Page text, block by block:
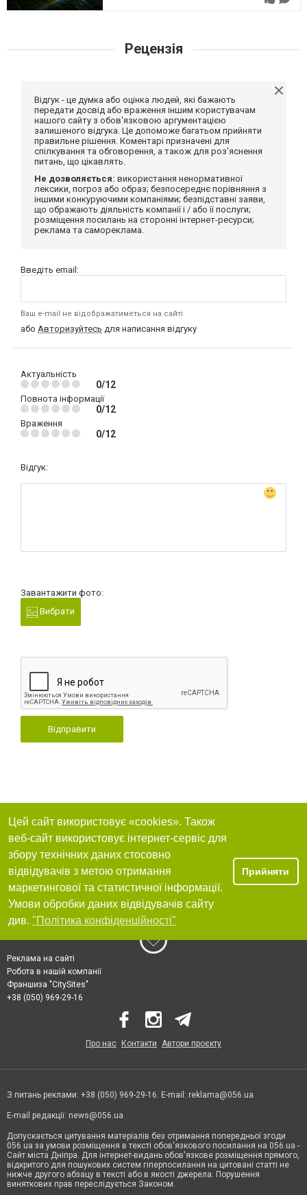
Рецензія
Відгук - це думка або оцінка людей, які бажають
передати досвід або враження іншим користувачам
нашого сайту з обов'язковою аргументацією
залишеного відгука. Це допоможе багатьом прийняти
правильне рішення. Коментарі призначені для
спілкування та обговорення, а також для роз'яснення
питань, що цікавлять.
Не дозволяється: використання ненормативної
лексики, погроз або образ; безпосереднє порівняння з
іншими конкуруючими компаніями; безпідставні заяви,
що ображають діяльність компанії і / або її послуги;
розміщення посилань на сторонні інтернет-ресурси;
реклама та самореклама.
Введіть email:
Ваш e-mail не відображатиметься на сайті
або Авторизуйтесь для написання відгуку
Актуальність
0/12
Повнота інформації
0/12
Враження
0/12
Відгук:
Завантажити фото:
Вибрати
Відправити
Цей сайт використовує «cookies». Також
веб-сайт використовує інтернет-сервіс для
збору технічних даних стосовно
відвідувачів з метою отримання
маркетингової та статистичної інформації.
Умови обробки даних відвідувачів сайту
див. "Політика конфіденційності"
Прийняти
Реклама на сайті
Робота в нашій компанії
Франшиза "CitySites"
+38 (050) 969-29-16
Про нас Контакти Автори проєкту
З питань реклами: +38 (050) 969-29-16. E-mail: reklama@056.ua
E-mail редакції: news@056.ua
Допускається цитування матеріалів без отримання попередньої згоди
056.ua за умови розміщення в тексті обов'язкового посилання на 056.ua -
Сайт міста Дніпра. Для інтернет-видань обов'язкове розміщення прямого,
відкритого для пошукових систем гіперпосилання на цитовані статті не
нижче другого абзацу в тексті або в якості джерела. Порушення
виняткових прав переслідується Законом.